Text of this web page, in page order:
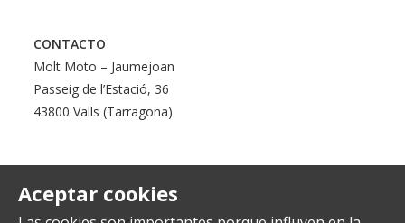
Aceptar cookies
CONTACTO
Molt Moto – Jaumejoan
Passeig de l’Estació, 36
43800 Valls (Tarragona)